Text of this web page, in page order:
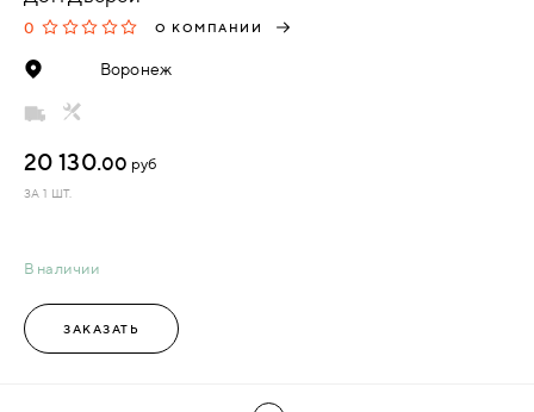
0 О КОМПАНИИ
Воронеж
В наличии
20 130.00 руб
ЗА 1 ШТ.
ЗАКАЗАТЬ